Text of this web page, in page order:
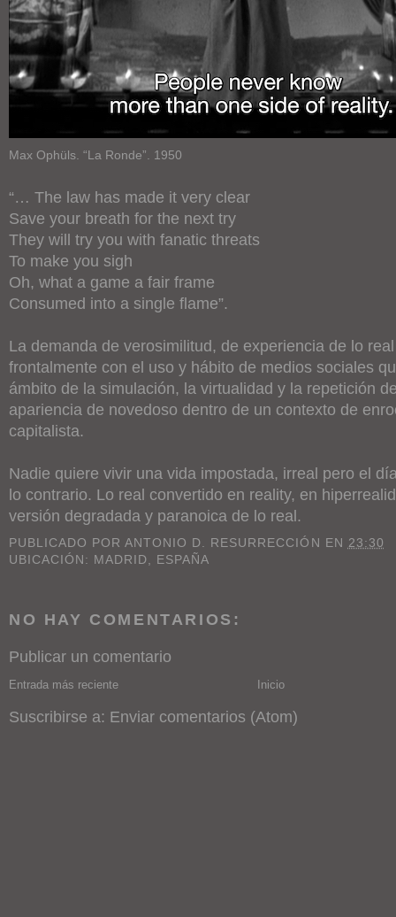
Max Ophüls. “La Ronde”. 1950
“… The law has made it very clear
Save your breath for the next try
They will try you with fanatic threats
To make you sigh
Oh, what a game a fair frame
Consumed into a single flame”.
La demanda de verosimilitud, de experiencia de lo
frontalmente con el uso y hábito de medios sociales
ámbito de la simulación, la virtualidad y la repetición
apariencia de novedoso dentro de un contexto de
capitalista.
Nadie quiere vivir una vida impostada, irreal pero el
lo contrario. Lo real convertido en reality, en
versión degradada y paranoica de lo real.
PUBLICADO PORANTONIO D. RESURRECCIÓN EN 23:30
UBICACIÓN: MADRID, ESPAÑA
NO HAY COMENTARIOS:
Publicar un comentario
Entrada más reciente Inicio
Suscribirse a: Enviar comentarios (Atom)